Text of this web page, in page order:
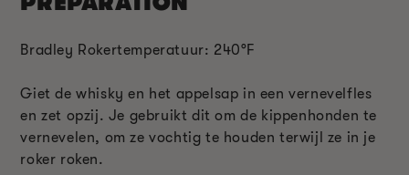
Bradley Rokertemperatuur: 240°F
Giet de whisky en het appelsap in een vernevelfles
en zet opzij. Je gebruikt dit om de kippenhonden te
vernevelen, om ze vochtig te houden terwijl ze in je
roker roken.